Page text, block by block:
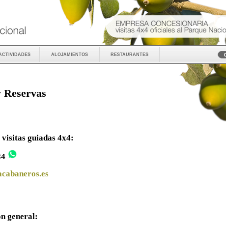
alojamientos restaurantes
guiadas 4x4:
general: